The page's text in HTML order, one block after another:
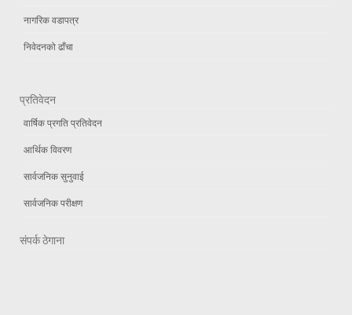
नागरिक वडापत्र
निवेदनको ढाँचा
प्रतिवेदन
वार्षिक प्रगति प्रतिवेदन
आर्थिक विवरण
सार्वजनिक सुनुवाई
सार्वजनिक परीक्षण
संपर्क ठेगाना